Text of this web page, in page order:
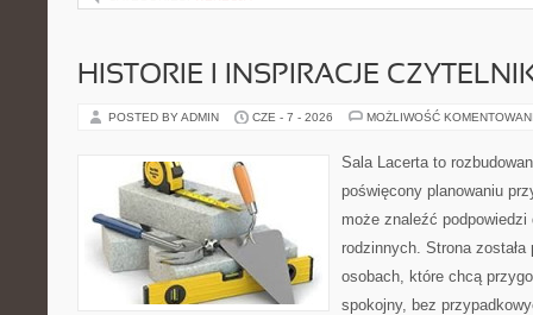
HISTORIE I INSPIRACJE
POSTED BY ADMIN CZE - 7 - 2026 MOŻLIWOŚĆ
Sala Lacerta to
poświęcony planowaniu
może znaleźć
rodzinnych. Strona
osobach, które chcą
spokojny, bez